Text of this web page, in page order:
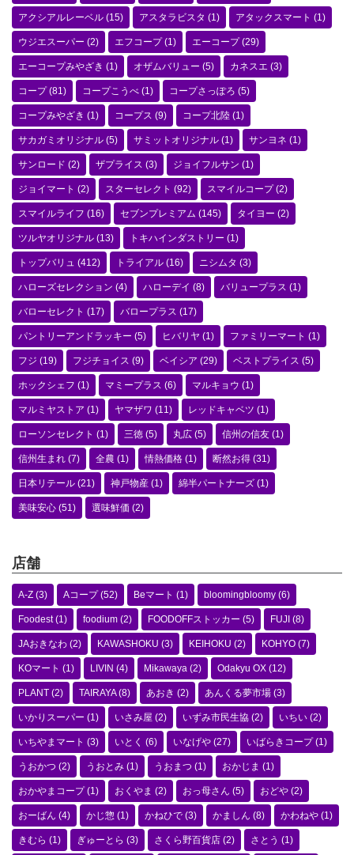
アクシアルレーベル (15) アスタラビスタ (1) アタックスマート (1)
ウジエスーパー (2) エフコープ(1) エーコープ(29)
エーコープみやざき (1) オザムバリュー (5) カネスエ (3)
コープ(81) コープこうべ (1) コープさっぽろ (5)
コープみやざき (1) コープス (9) コープ北陸 (1)
サカガミオリジナル (5) サミットオリジナル (1) サンヨネ (1)
サンロード (2) ザプライス (3) ジョイフルサン (1)
ジョイマート (2) スターセレクト (92) スマイルコープ(2)
スマイルライフ (16) セブンプレミアム (145) タイヨー (2)
ツルヤオリジナル (13) トキハインダストリー (1)
トップバリュ (412) トライアル (16) ニシムタ (3)
ハローズセレクション (4) ハローデイ (8) バリュープラス (1)
バローセレクト (17) バロープラス (17)
パントリーアンドラッキー (5) ヒバリヤ (1) ファミリーマート (1)
フジ (19) フジチョイス (9) ベイシア (29) ベストプライス (5)
ホックシェフ (1) マミープラス (6) マルキョウ (1)
マルミヤストア (1) ヤマザワ (11) レッドキャベツ (1)
ローソンセレクト (1) 三徳 (5) 丸広 (5) 信州の信友 (1)
信州生まれ (7) 全農 (1) 情熱価格 (1) 断然お得 (31)
日本リテール (21) 神戸物産 (1) 綿半パートナーズ (1)
美味安心 (51) 選味鮮価 (2)
店舗
A-Z (3) Aコープ(52) Beマート (1) bloomingbloomy (6)
Foodest(1) foodium (2) FOODOFFストッカー (5) FUJI (8)
JAおきなわ (2) KAWASHOKU (3) KEIHOKU (2) KOHYO (7)
KOマート (1) LIVIN (4) Mikawaya (2) Odakyu OX (12)
PLANT (2) TAIRAYA(8) あおき (2) あんくる夢市場 (3)
いかりスーパー (1) いさみ屋 (2) いずみ市民生協 (2) いちい (2)
いちやまマート (3) いとく (6) いなげや (27) いばらきコープ(1)
うおかつ (2) うおとみ (1) うおまつ (1) おかじま (1)
おかやまコープ(1) おくやま (2) おっ母さん (5) おどや (2)
おーばん (4) かじ惣 (1) かねひで (3) かましん (8) かわねや (1)
きむら (1) ぎゅーとら (3) さくら野百貨店 (2) さとう (1)